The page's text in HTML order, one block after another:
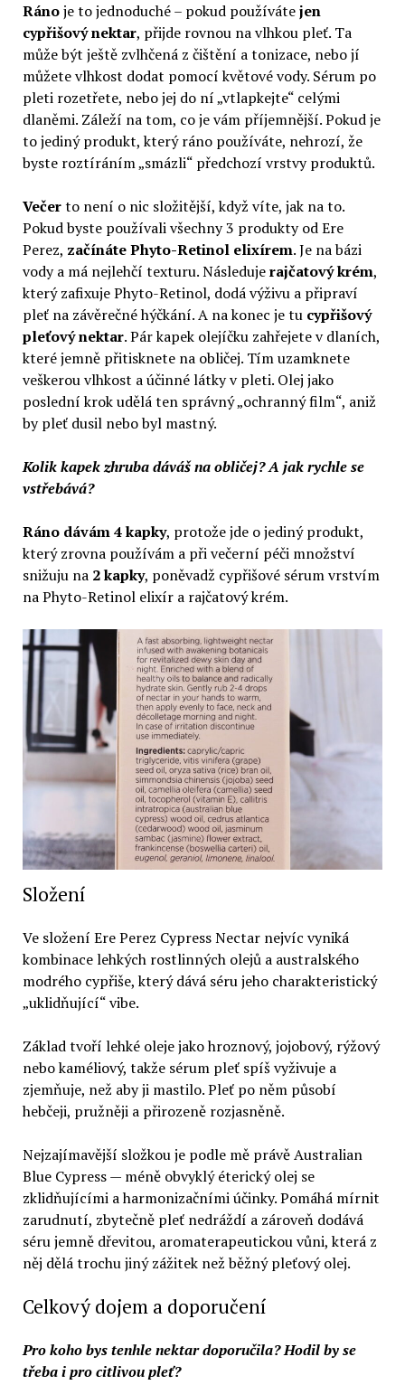
Ránoje to jednoduché – pokud používátejen
cypřišový nektar, přijde rovnou na vlhkou pleť. Ta
může být ještě zvlhčená z čištění a tonizace, nebo jí
můžete vlhkost dodat pomocí květové vody. Sérum po
pleti rozetřete, nebo jej do ní „vtlapkejte“ celými
dlaněmi. Záleží na tom, co je vám příjemnější. Pokud je
to jediný produkt, který ráno používáte, nehrozí, že
byste roztíráním „smázli“ předchozí vrstvy produktů.
Večerto není o nic složitější, když víte, jak na to.
Pokud byste používali všechny 3 produkty od Ere
Perez, začínáte Phyto-Retinol elixírem. Je na bázi
vody a má nejlehčí texturu. Následujerajčatový krém,
který zafixuje Phyto-Retinol, dodá výživu a připraví
pleť na závěrečné hýčkání. A na konec je tu cypřišový
pleťový nektar. Pár kapek olejíčku zahřejete v dlaních,
které jemně přitisknete na obličej. Tím uzamknete
veškerou vlhkost a účinné látky v pleti. Olej jako
poslední krok udělá ten správný „ochranný film“, aniž
by pleť dusil nebo byl mastný.
Kolik kapek zhruba dáváš na obličej? A jak rychle se
vstřebává?
Ráno dávám 4 kapky, protože jde o jediný produkt,
který zrovna používám a při večerní péči množství
snižuju na 2 kapky, poněvadž cypřišové sérum vrstvím
na Phyto-Retinol elixír a rajčatový krém.
Složení
Ve složení Ere Perez Cypress Nectar nejvíc vyniká
kombinace lehkých rostlinných olejů a australského
modrého cypřiše, který dává séru jeho charakteristický
„uklidňující“ vibe.
Základ tvoří lehké oleje jako hroznový, jojobový, rýžový
nebo kaméliový, takže sérum pleť spíš vyživuje a
zjemňuje, než aby ji mastilo. Pleť po něm působí
hebčeji, pružněji a přirozeně rozjasněně.
Nejzajímavější složkou je podle mě právě Australian
Blue Cypress — méně obvyklý éterický olej se
zklidňujícími a harmonizačními účinky. Pomáhá mírnit
zarudnutí, zbytečně pleť nedráždí a zároveň dodává
séru jemně dřevitou, aromaterapeutickou vůni, která z
něj dělá trochu jiný zážitek než běžný pleťový olej.
Celkový dojem a doporučení
Pro koho bys tenhle nektar doporučila? Hodil by se
třeba i pro citlivou pleť?